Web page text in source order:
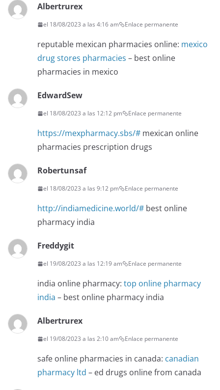
Albertrurex
el 18/08/2023 a las 4:16 am Enlace permanente
reputable mexican pharmacies online: mexico
drug stores pharmacies – best online
pharmacies in mexico
EdwardSew
el 18/08/2023 a las 12:12 pm Enlace permanente
https://mexpharmacy.sbs/# mexican online
pharmacies prescription drugs
Robertunsaf
el 18/08/2023 a las 9:12 pm Enlace permanente
http://indiamedicine.world/# best online
pharmacy india
Freddygit
el 19/08/2023 a las 12:19 am Enlace permanente
india online pharmacy: top online pharmacy
india – best online pharmacy india
Albertrurex
el 19/08/2023 a las 2:10 am Enlace permanente
safe online pharmacies in canada: canadian
pharmacy ltd – ed drugs online from canada